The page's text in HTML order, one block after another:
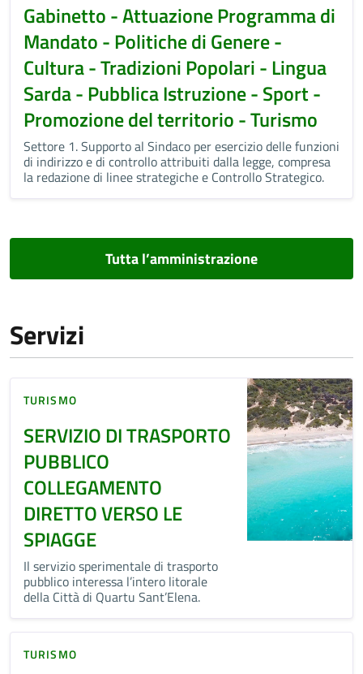
Gabinetto - Attuazione Programma di
Mandato - Politiche di Genere -
Cultura - Tradizioni Popolari - Lingua
Sarda - Pubblica Istruzione - Sport -
Promozione del territorio - Turismo
Settore 1. Supporto al Sindaco per esercizio delle funzioni
di indirizzo e di controllo attribuiti dalla legge, compresa
la redazione di linee strategiche e Controllo Strategico.
Tutta l’amministrazione
Servizi
TURISMO
SERVIZIO DI TRASPORTO
PUBBLICO
COLLEGAMENTO
DIRETTO VERSO LE
SPIAGGE
Il servizio sperimentale di trasporto
pubblico interessa l’intero litorale
della Città di Quartu Sant’Elena.
TURISMO